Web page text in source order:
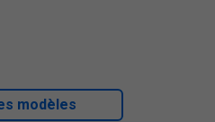
modèles